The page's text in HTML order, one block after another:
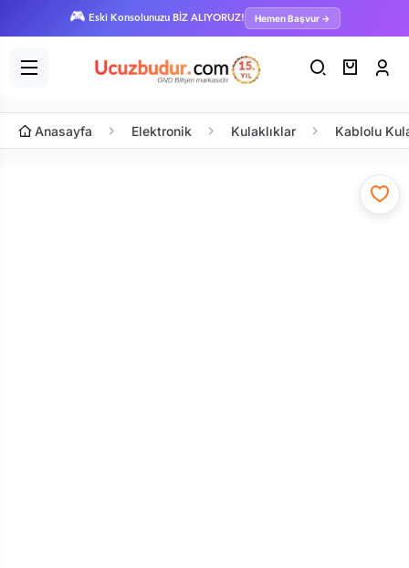
🎮 Eski Konsolunuzu BİZ ALIYORUZ! Hemen Başvur →
Anasayfa Elektronik Kulaklıklar Kablolu